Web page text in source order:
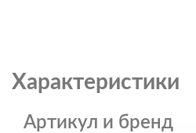
Характеристики
Артикул и бренд